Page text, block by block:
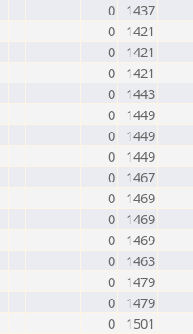
0
1437
0
1421
0
1421
0
1421
0
1443
0
1449
0
1449
0
1449
0
1467
0
1469
0
1469
0
1469
0
1463
0
1479
0
1479
0
1501